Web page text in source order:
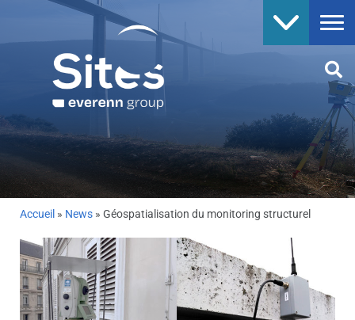
Accueil » News » Géospatialisation du monitoring structurel